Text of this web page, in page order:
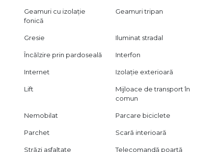
Geamuri cu izolație
fonică
Geamuri tripan
Gresie Iluminat stradal
Încălzire prin pardoseală Interfon
Internet Izolație exterioară
Lift
Mijloace de transport în
comun
Nemobilat Parcare biciclete
Parchet Scară interioară
Străzi asfaltate
Telecomandă poartă